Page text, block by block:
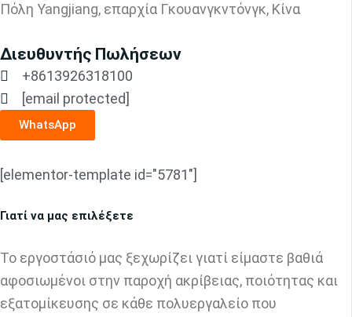
Πόλη Yangjiang, επαρχία Γκουανγκντόνγκ, Κίνα
Διευθυντής Πωλήσεων
+8613926318100
[email protected]
WhatsApp
[elementor-template id="5781"]
Γιατί να μας επιλέξετε
Το εργοστάσιό μας ξεχωρίζει γιατί είμαστε βαθιά
αφοσιωμένοι στην παροχή ακρίβειας, ποιότητας και
εξατομίκευσης σε κάθε πολυεργαλείο που